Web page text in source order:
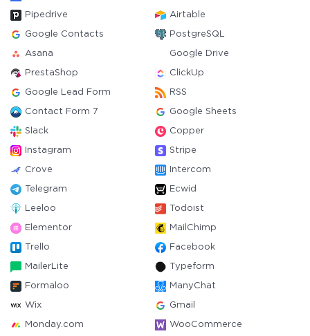
Pipedrive Airtable
Google Contacts PostgreSQL
Asana Google Drive
PrestaShop ClickUp
Google Lead Form RSS
Contact Form 7 Google Sheets
Slack Copper
Instagram Stripe
Crove Intercom
Telegram Ecwid
Leeloo Todoist
Elementor MailChimp
Trello Facebook
MailerLite Typeform
Formaloo ManyChat
Wix Gmail
Monday.com WooCommerce